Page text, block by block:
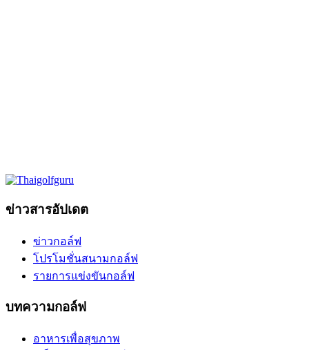
ข่าวสารอัปเดต
ข่าวกอล์ฟ
โปรโมชั่นสนามกอล์ฟ
รายการแข่งขันกอล์ฟ
บทความกอล์ฟ
อาหารเพื่อสุขภาพ